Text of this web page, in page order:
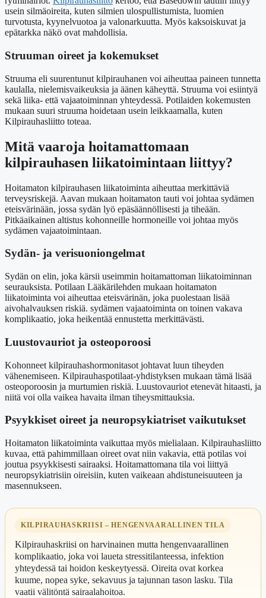
usein silmäoireita, kuten silmien ulospullistumista, luomien
turvotusta, kyynelvuotoa ja valonarkuutta. Myös kaksoiskuvat ja
epätarkka näkö ovat mahdollisia.
Struuman oireet ja kokemukset
Struuma eli suurentunut kilpirauhanen voi aiheuttaa paineen tunnetta
kaulalla, nielemisvaikeuksia ja äänen käheyttä. Struuma voi esiintyä
sekä liika- että vajaatoiminnan yhteydessä. Potilaiden kokemusten
mukaan suuri struuma hoidetaan usein leikkaamalla, kuten
Kilpirauhasliitto toteaa.
Mitä vaaroja hoitamattomaan
kilpirauhasen liikatoimintaan liittyy?
Hoitamaton kilpirauhasen liikatoiminta aiheuttaa merkittäviä
terveysriskejä. Aavan mukaan hoitamaton tauti voi johtaa sydämen
eteisvärinään, jossa sydän lyö epäsäännöllisesti ja tiheään.
Pitkäaikainen altistus kohonneille hormoneille voi johtaa myös
sydämen vajaatoimintaan.
Sydän- ja verisuoniongelmat
Sydän on elin, joka kärsii useimmin hoitamattoman liikatoiminnan
seurauksista. Potilaan Lääkärilehden mukaan hoitamaton
liikatoiminta voi aiheuttaa eteisvärinän, joka puolestaan lisää
aivohalvauksen riskiä. sydämen vajaatoiminta on toinen vakava
komplikaatio, joka heikentää ennustetta merkittävästi.
Luustovauriot ja osteoporoosi
Kohonneet kilpirauhashormonitasot johtavat luun tiheyden
vähenemiseen. Kilpirauhaspotilaat-yhdistyksen mukaan tämä lisää
osteoporoosin ja murtumien riskiä. Luustovauriot etenevät hitaasti, ja
niitä voi olla vaikea havaita ilman tiheysmittauksia.
Psyykkiset oireet ja neuropsykiatriset vaikutukset
Hoitamaton liikatoiminta vaikuttaa myös mielialaan. Kilpirauhasliitto
kuvaa, että pahimmillaan oireet ovat niin vakavia, että potilas voi
joutua psyykkisesti sairaaksi. Hoitamattomana tila voi liittyä
neuropsykiatrisiin oireisiin, kuten vaikeaan ahdistuneisuuteen ja
masennukseen.
KILPIRAUHASKRIISI – HENGENVAARALLINEN TILA
Kilpirauhaskriisi on harvinainen mutta hengenvaarallinen
komplikaatio, joka voi laueta stressitilanteessa, infektion
yhteydessä tai hoidon keskeytyessä. Oireita ovat korkea
kuume, nopea syke, sekavuus ja tajunnan tason lasku. Tila
vaatii välitöntä sairaalahoitoa.